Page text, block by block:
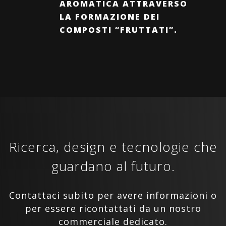
AROMATICA ATTRAVERSO
LA FORMAZIONE DEI
COMPOSTI “FRUTTATI”.
Ricerca, design e tecnologie che
guardano al futuro.
Contattaci subito per avere informazioni o
per essere ricontattati da un nostro
commerciale dedicato.